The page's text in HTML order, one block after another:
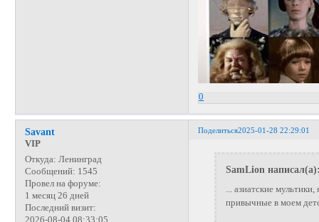
0
Поделиться2025-01-28 22:29:01
Savant
VIP
Откуда: Ленинград
Сообщений: 1545
Провел на форуме:
1 месяц 26 дней
Последний визит:
2026-08-04 08:33:05
SamLion
... азиатские
привычные в моем